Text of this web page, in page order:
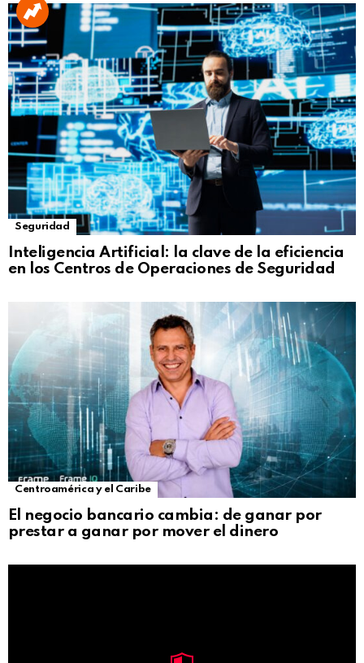
Seguridad
Inteligencia Artificial: la clave de la eficiencia
en los Centros de Operaciones de Seguridad
Centroamérica y el Caribe
El negocio bancario cambia: de ganar por
prestar a ganar por mover el dinero